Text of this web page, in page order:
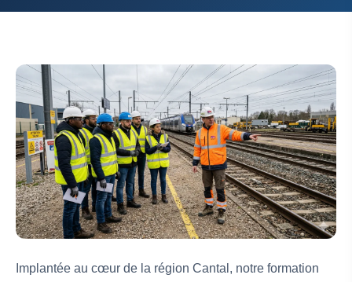
Implantée au cœur de la région Cantal, notre formation